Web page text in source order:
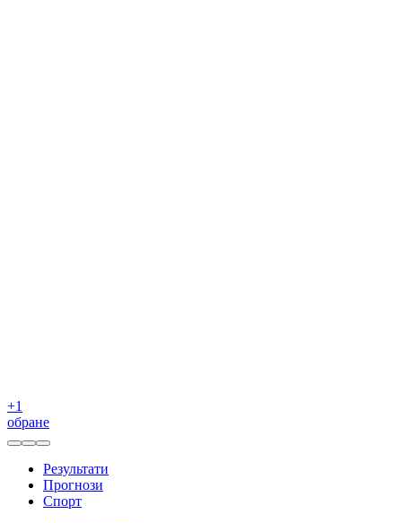
+1
обране
Результати
Прогнози
Спорт